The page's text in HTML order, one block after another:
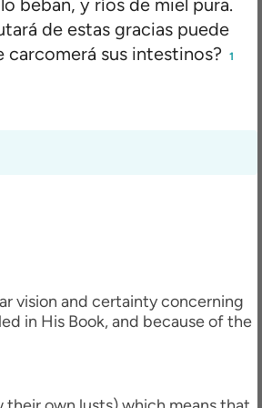
beban, y ríos de miel pura.
de estas gracias puede
sus intestinos?
1
vision and certainty concerning
in His Book, and because of the